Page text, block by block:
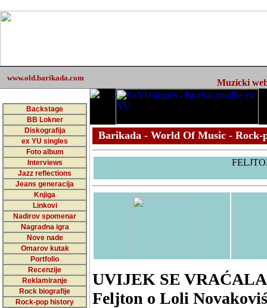
www.old.barikada.com Muzicki
Backstage
BB Lokner
Diskografija
ex YU singles
Foto album
Interviews
Jazz reflections
Jeans generacija
Knjiga
Linkovi
Nadirov spomenar
Nagradna igra
Nove nade
Omarov kutak
Portfolio
Recenzije
Reklamiranje
Rock biografije
Rock-pop history
Barikada - World Of Music - Rock-
UVIJEK SE VRAĆALA
Feljton o Loli Novakoviś